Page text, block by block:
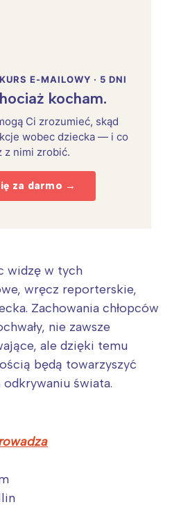
E-MAILOWY · 5 DNI
kocham.
Ci zrozumieć, skąd
wobec dziecka — i co
z nimi zrobić.
za darmo →
widzę w tych
wręcz reporterskie,
Zachowania chłopców
nie zawsze
ale dzięki temu
będą towarzyszyć
świata.